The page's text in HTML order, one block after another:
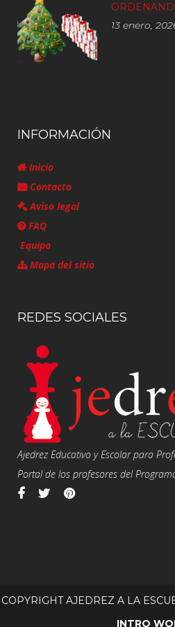
13 enero,
INFORMACIÓN
Inicio
Contacto
Aviso legal
FAQ
Equipo
Mapa del sitio
REDES SOCIALES
Ajedrez Educativo y Escolar para
Portal de los profesores del
COPYRIGHT AJEDREZ A LA
INTRO